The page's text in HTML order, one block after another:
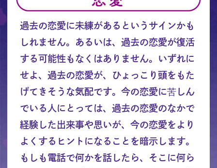
過去の恋愛に未練があるというサインかも
しれません。あるいは、過去の恋愛が復活
する可能性もなくはありません。いずれに
せよ、過去の恋愛が、ひょっこり頭をもた
げてきそうな気配です。今の恋愛に苦しん
でいる人にとっては、過去の恋愛のなかで
経験した出来事や思いが、今の恋愛をより
よくするヒントになることを暗示します。
もしも電話で何かを話したら、そこに何ら